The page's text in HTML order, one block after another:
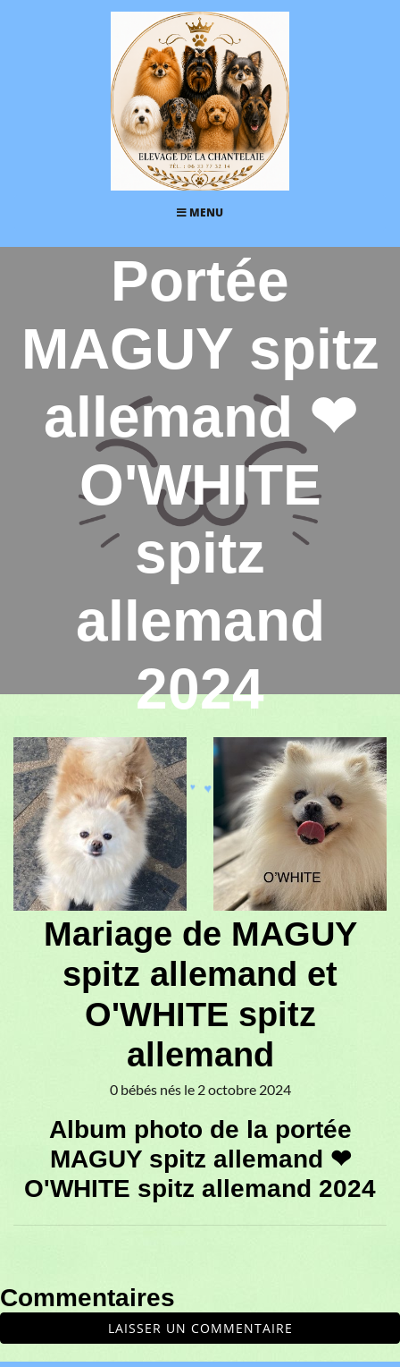
MENU
Portée
MAGUY spitz
allemand ❤
O'WHITE
spitz
allemand
2024
♥
♥
♥
♥
♥
Mariage de MAGUY
spitz allemand et
O'WHITE spitz
allemand
0 bébés nés le 2 octobre 2024
Album photo de la portée
MAGUY spitz allemand ❤
O'WHITE spitz allemand 2024
Commentaires
LAISSER UN COMMENTAIRE